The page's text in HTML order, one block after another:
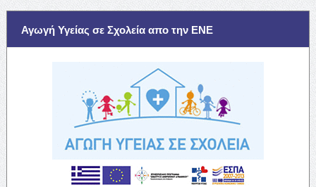
Αγωγή Υγείας σε Σχολεία απο την ΕΝΕ